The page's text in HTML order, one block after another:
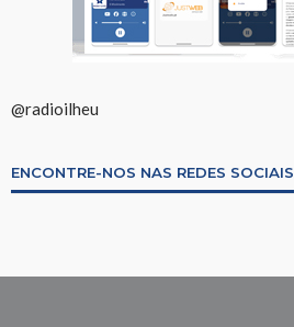
@radioilheu
ENCONTRE-NOS NAS REDES SOCIAIS